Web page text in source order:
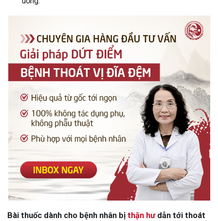
Bài thuốc dành cho bệnh nhân bị thận hưdẫn tới thoát